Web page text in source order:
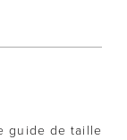
guide de taille